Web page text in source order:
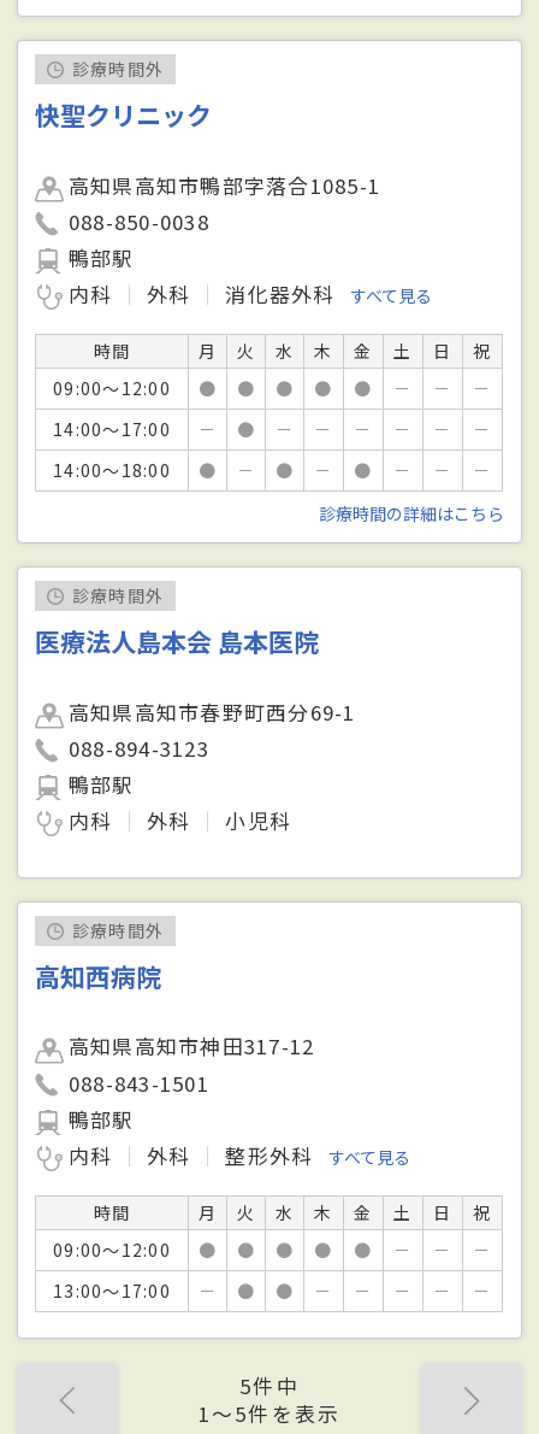
診療時間外
快聖クリニック
高知県高知市鴨部字落合1085-1
088-850-0038
鴨部駅
内科
外科 消化器外科 すべて見る
時間 月 火 水 木 金 土 日
祝
09:00～12:00
● ● ● ● ● － －
－
14:00～17:00
－ ● － － － － －
－
14:00～18:00
● － ● － ● － －
－
診療時間の詳細はこちら
診療時間外
医療法人島本会 島本医院
高知県高知市春野町西分69-1
088-894-3123
鴨部駅
内科
外科 小児科
診療時間外
高知西病院
高知県高知市神田317-12
088-843-1501
鴨部駅
内科
外科 整形外科 すべて見る
時間 月 火 水 木 金 土 日
祝
09:00～12:00
● ● ● ● ● － －
－
13:00～17:00
－ ● ● － － － － －
5件中
1〜5件を表示